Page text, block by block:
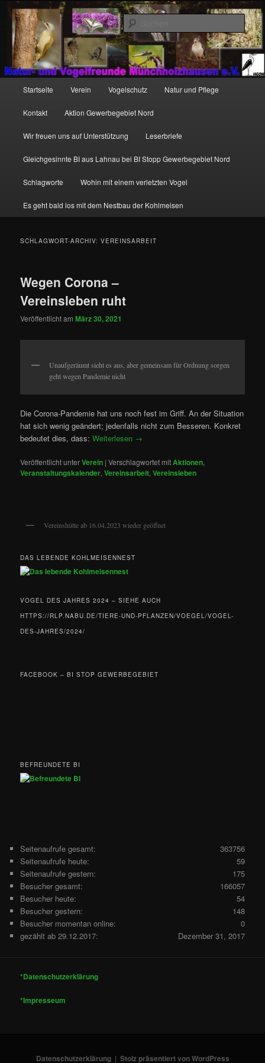
Zum
primären
Inhalt
springen
Zum
sekundären
Inhalt
springen
http://natur-und-vogelfreunde-muenchholzhausen.de/wp-
content/uploads/2017/12/cropped-HGON_logo.jpg
Startseite Verein Vogelschutz Natur und Pflege
Kontakt Aktion Gewerbegebiet Nord
Wir freuen uns auf Unterstützung Leserbriefe
Gleichgesinnte BI aus Lahnau bei BI Stopp Gewerbegebiet Nord
Schlagworte Wohin mit einem verletzten Vogel
Es geht bald los mit dem Nestbau der Kohlmeisen
SCHLAGWORT-ARCHIV:VEREINSARBEIT
Wegen Corona –
Vereinsleben ruht
Veröffentlicht amMärz 30, 2021
Unaufgeräumt sieht es aus, aber gemeinsam für Ordnung sorgen
geht wegen Pandemie nicht
Die Corona-Pandemie hat uns noch fest im Griff. An der Situation
hat sich wenig geändert; jedenfalls nicht zum Besseren. Konkret
bedeutet dies, dass:Weiterlesen →
Veröffentlicht unterVerein |Verschlagwortet mitAktionen,
Veranstaltungskalender,Vereinsarbeit,Vereinsleben
Vereinshütte ab 16.04.2023 wieder geöffnet
DAS LEBENDE KOHLMEISENNEST
VOGEL DES JAHRES 2024 – SIEHE AUCH
HTTPS://RLP.NABU.DE/TIERE-UND-PFLANZEN/VOEGEL/VOGEL-
DES-JAHRES/2024/
FACEBOOK – BI STOP GEWERBEGEBIET
BEFREUNDETE BI
363756
Seitenaufrufe gesamt:
59
Seitenaufrufe heute:
175
Seitenaufrufe gestern:
166057
Besucher gesamt:
54
Besucher heute:
148
Besucher gestern:
0
Besucher momentan online:
Dezember 31, 2017
gezählt ab 29.12.2017:
*Datenschutzerklärung
*Impresseum
Datenschutzerklärung Stolz präsentiert von WordPress